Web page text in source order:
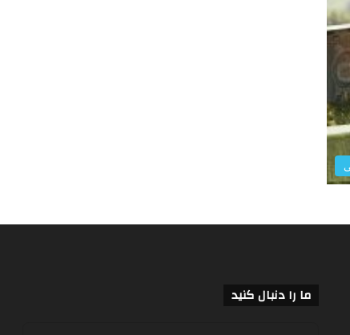
ما را دنبال کنید